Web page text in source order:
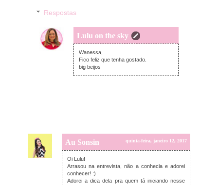
Respostas
Lulu on the sky
quinta-feira, janeiro 12, 2017
Wanessa,
Fico feliz que tenha gostado.
big beijos
Au Sonsin quinta-feira, janeiro 12, 2017
Oi Lulu!
Arrasou na entrevista, não a conhecia e adorei
conhecer! :)
Adorei a dica dela pra quem tá iniciando nesse